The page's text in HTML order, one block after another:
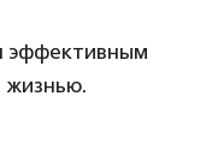
эффективным
жизнью.